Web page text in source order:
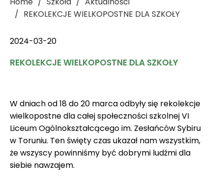
REKOLEKCJE WIELKOPOSTNE DLA SZKOŁY
2024-03-20
REKOLEKCJE WIELKOPOSTNE DLA SZKOŁY
W dniach od 18 do 20 marca odbyły się rekolekcje
wielkopostne dla całej społeczności szkolnej VI
Liceum Ogólnokształcącego im. Zesłańców Sybiru
w Toruniu. Ten święty czas ukazał nam wszystkim,
że wszyscy powinniśmy być dobrymi ludźmi dla
siebie nawzajem.